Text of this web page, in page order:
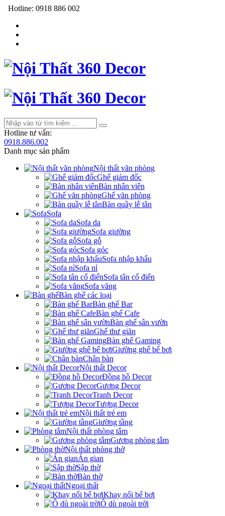
Hotline: 0918 886 002
Hotline tư vấn:
0918.886.002
Danh mục sản phẩm
Nội thất văn phòng
Ghế giám đốc
Bàn nhân viên
Ghế văn phòng
Bàn quầy lễ tân
Sofa
Sofa da
Sofa giường
Sofa gỗ
Sofa góc
Sofa nhập khẩu
Sofa nỉ
Sofa tân cổ điển
Sofa văng
Bàn ghế các loại
Bàn ghế Bar
Bàn ghế Cafe
Bàn ghế sân vườn
Ghế thư giãn
Bàn ghế Gaming
Giường ghế bể bơi
Chân bàn
Nội thất Decor
Đồng hồ Decor
Gương Decor
Tranh Decor
Tượng Decor
Nội thất trẻ em
Giường tầng
Nội thất phòng tắm
Gương phòng tắm
Nội thất phòng thờ
Án gian
Sập thờ
Bàn thờ
Ngoại thất
Khay nổi bể bơi
Ô dù ngoài trời